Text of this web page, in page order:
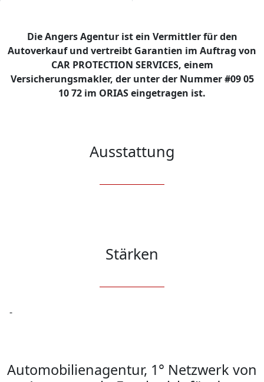
Die Angers Agentur ist ein Vermittler für den
Autoverkauf und vertreibt Garantien im Auftrag von
CAR PROTECTION SERVICES, einem
Versicherungsmakler, der unter der Nummer #09 05
10 72 im ORIAS eingetragen ist.
Ausstattung
Stärken
Automobilienagentur, 1° Netzwerk von